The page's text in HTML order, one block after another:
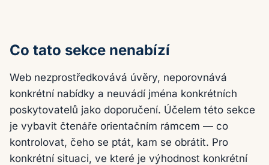
Co tato sekce nenabízí
Web nezprostředkovává úvěry, neporovnává
konkrétní nabídky a neuvádí jména konkrétních
poskytovatelů jako doporučení. Účelem této sekce
je vybavit čtenáře orientačním rámcem — co
kontrolovat, čeho se ptát, kam se obrátit. Pro
konkrétní situaci, ve které je výhodnost konkrétní